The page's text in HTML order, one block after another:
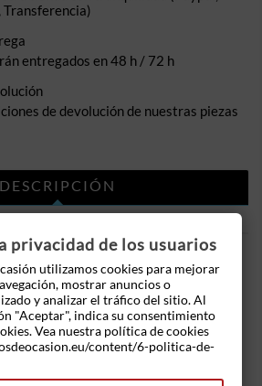
Transferencia)
entregados en 48 h / 72 h
de devolución de nuestras piezas
DESCRIPCIÓN
DEL PRODUCTO
disponemos de Centralita motor uce
2018) 2.0 TDI (140 cv) .Referencia
- Ref: 03G 906 021 KC. Ademas,
si tiene cualquier duda
privacidad de los usuarios
utilizamos cookies para mejorar
mostrar anuncios o
y analizar el tráfico del sitio. Al
"Aceptar", indica su consentimiento
Vea nuestra política de cookies
content/6-politica-de-